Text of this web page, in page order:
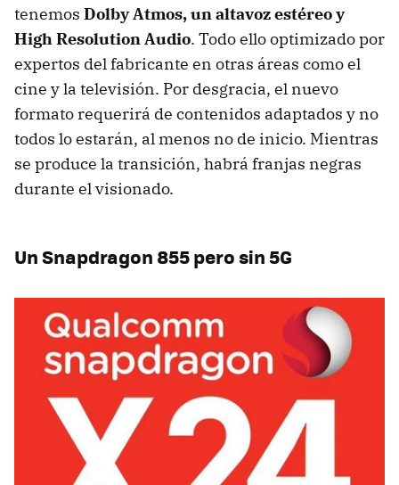
tenemos Dolby Atmos, un altavoz estéreo y
High Resolution Audio. Todo ello optimizado por
expertos del fabricante en otras áreas como el
cine y la televisión. Por desgracia, el nuevo
formato requerirá de contenidos adaptados y no
todos lo estarán, al menos no de inicio. Mientras
se produce la transición, habrá franjas negras
durante el visionado.
Un Snapdragon 855 pero sin 5G